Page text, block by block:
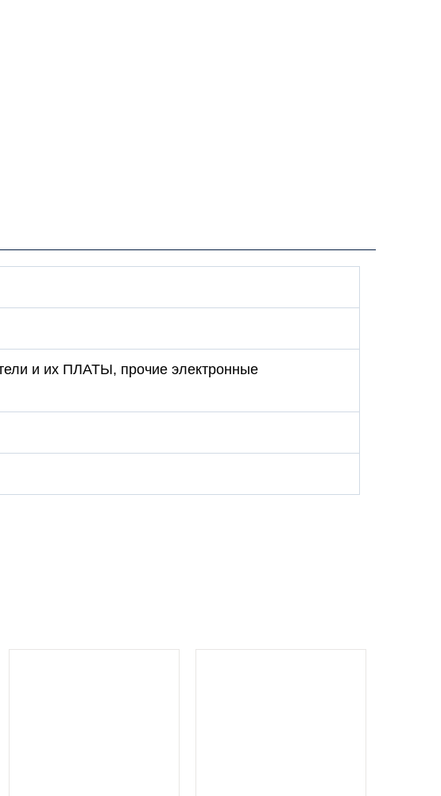
и их ПЛАТЫ, прочие электронные